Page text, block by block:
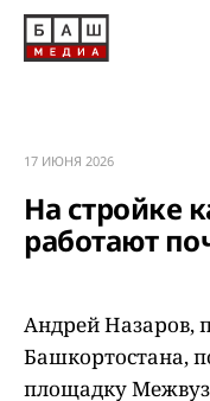
17 ИЮНЯ 2026
На стройке
работают
Андрей Назаров,
Башкортостана,
площадку